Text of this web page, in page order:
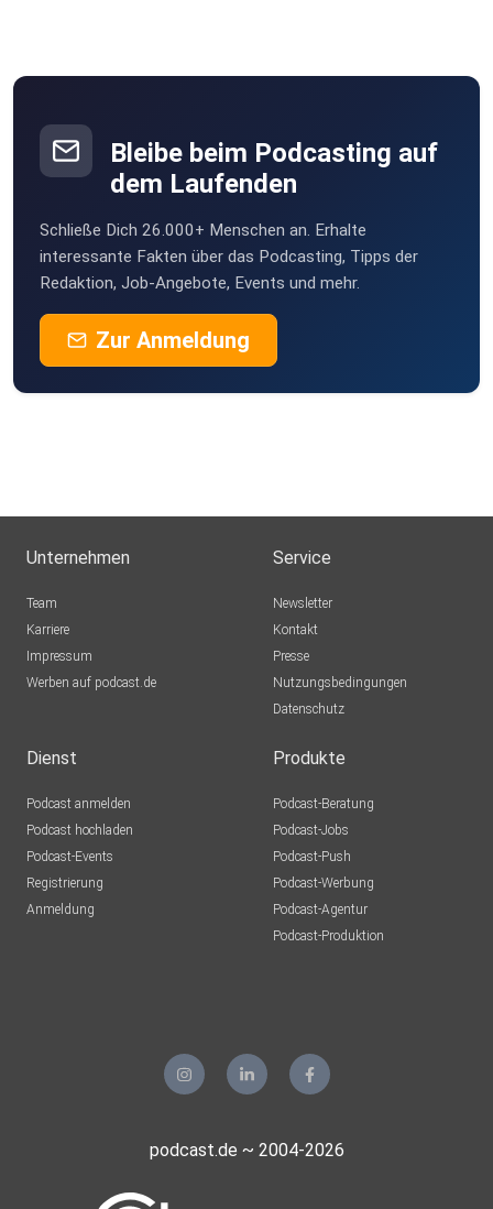
Bleibe beim Podcasting auf
dem Laufenden
Schließe Dich 26.000+ Menschen an. Erhalte
interessante Fakten über das Podcasting, Tipps der
Redaktion, Job-Angebote, Events und mehr.
Zur Anmeldung
Unternehmen
Team
Karriere
Impressum
Werben auf podcast.de
Service
Newsletter
Kontakt
Presse
Nutzungsbedingungen
Datenschutz
Dienst
Podcast anmelden
Podcast hochladen
Podcast-Events
Registrierung
Anmeldung
Produkte
Podcast-Beratung
Podcast-Jobs
Podcast-Push
Podcast-Werbung
Podcast-Agentur
Podcast-Produktion
podcast.de ~ 2004-2026